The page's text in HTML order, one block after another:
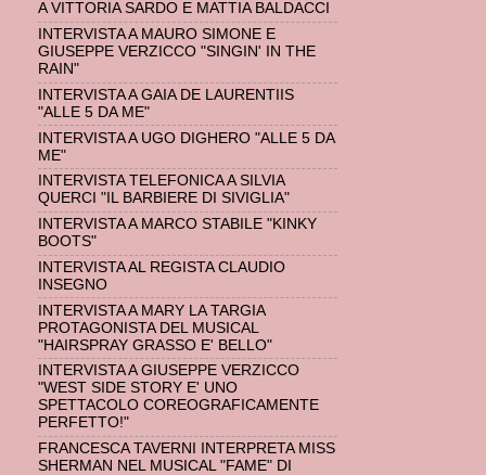
A VITTORIA SARDO E MATTIA BALDACCI
INTERVISTA A MAURO SIMONE E
GIUSEPPE VERZICCO "SINGIN' IN THE
RAIN"
INTERVISTA A GAIA DE LAURENTIIS
"ALLE 5 DA ME"
INTERVISTA A UGO DIGHERO "ALLE 5 DA
ME"
INTERVISTA TELEFONICA A SILVIA
QUERCI "IL BARBIERE DI SIVIGLIA"
INTERVISTA A MARCO STABILE "KINKY
BOOTS"
INTERVISTA AL REGISTA CLAUDIO
INSEGNO
INTERVISTA A MARY LA TARGIA
PROTAGONISTA DEL MUSICAL
"HAIRSPRAY GRASSO E' BELLO"
INTERVISTA A GIUSEPPE VERZICCO
"WEST SIDE STORY E' UNO
SPETTACOLO COREOGRAFICAMENTE
PERFETTO!"
FRANCESCA TAVERNI INTERPRETA MISS
SHERMAN NEL MUSICAL "FAME" DI